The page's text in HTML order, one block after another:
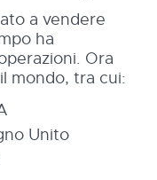
a vendere
ha
Ora
mondo, tra cui:
Unito